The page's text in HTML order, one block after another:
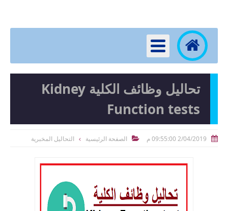
تحاليل وظائف الكلية Kidney
Function tests
 2/04/2019 09:55:00 م  الصفحة الرئيسية التحاليل المخبرية